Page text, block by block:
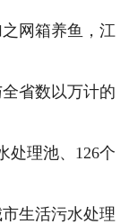
网箱养鱼，江
省数以万计的
理池、126个
生活污水处理